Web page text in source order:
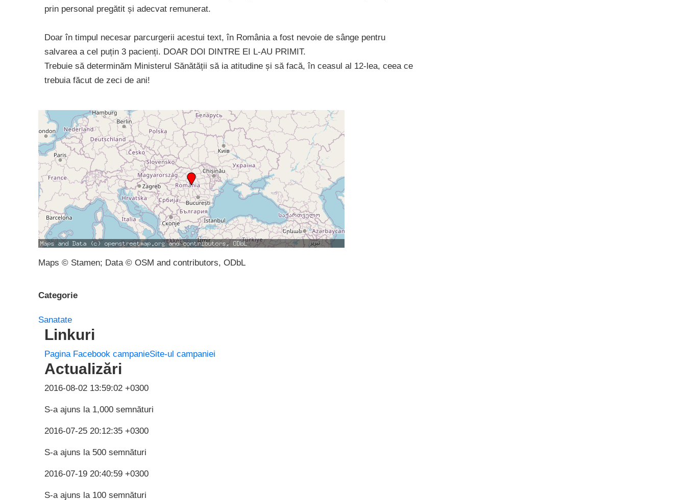
prin personal pregătit și adecvat remunerat.
Doar în timpul necesar parcurgerii acestui text, în România a fost nevoie de sânge pentru
salvarea a cel puțin 3 pacienți. DOAR DOI DINTRE EI L-AU PRIMIT.
Trebuie să determinăm Ministerul Sănătății să ia atitudine și să facă, în ceasul al 12-lea, ceea ce
trebuia făcut de zeci de ani!
Maps © Stamen; Data © OSM and contributors, ODbL
Categorie
Sanatate
Linkuri
Pagina Facebook campanieSite-ul campaniei
Actualizări
2016-08-02 13:59:02 +0300
S-a ajuns la 1,000 semnături
2016-07-25 20:12:35 +0300
S-a ajuns la 500 semnături
2016-07-19 20:40:59 +0300
S-a ajuns la 100 semnături